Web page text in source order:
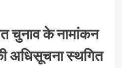
चुनाव के नामांकन
अधिसूचना स्थगित